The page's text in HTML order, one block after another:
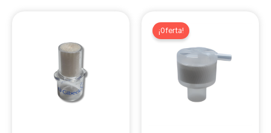
¡Oferta!
era:
actual
es:
$ 99.750,00.